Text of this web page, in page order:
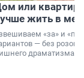
или
жить в
«за» и
— без
драматизма.